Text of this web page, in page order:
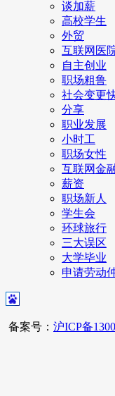
谈加薪
高校学生
外贸
互联网医
自主创业
职场粗鲁
社会变更
分享
职业发展
小时工
职场女性
互联网金
薪资
职场新人
学生会
环球旅行
三大误区
大学毕业
申请劳动
备案号： 沪ICP备